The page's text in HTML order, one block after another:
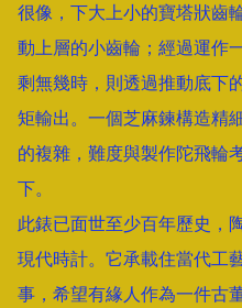
很像，下大上小的寶塔狀齒
動上層的小齒輪；經過運作
剩無幾時，則透過推動底下
矩輸出。一個芝麻鍊構造精
的複雜，難度與製作陀飛輪
下。
此錶已面世至少百年歷史，
現代時計。它承載住當代工
事，希望有緣人作為一件古